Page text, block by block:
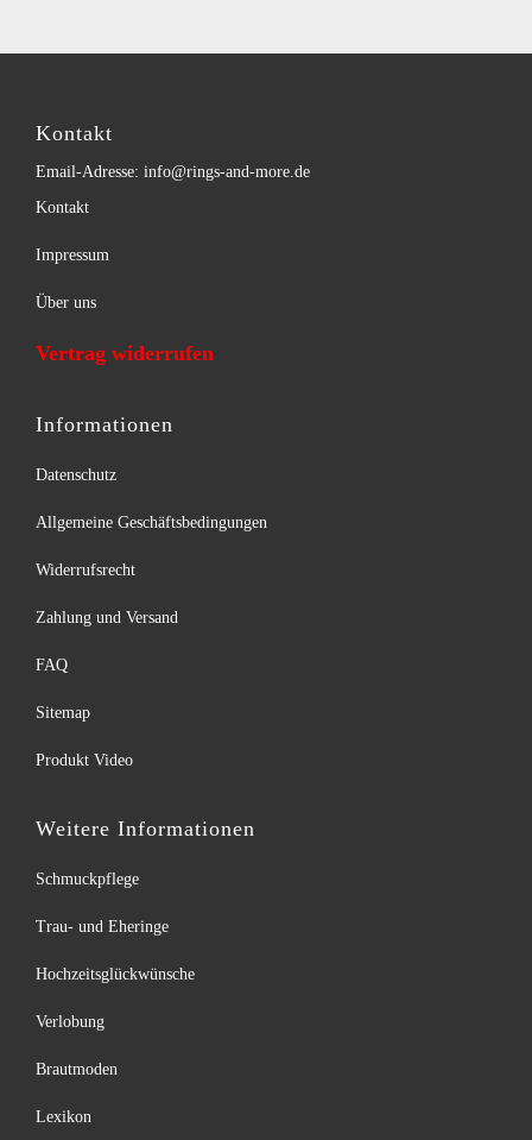
Kontakt
Email-Adresse: info@rings-and-more.de
Kontakt
Impressum
Über uns
Vertrag widerrufen
Informationen
Datenschutz
Allgemeine Geschäftsbedingungen
Widerrufsrecht
Zahlung und Versand
FAQ
Sitemap
Produkt Video
Weitere Informationen
Schmuckpflege
Trau- und Eheringe
Hochzeitsglückwünsche
Verlobung
Brautmoden
Lexikon